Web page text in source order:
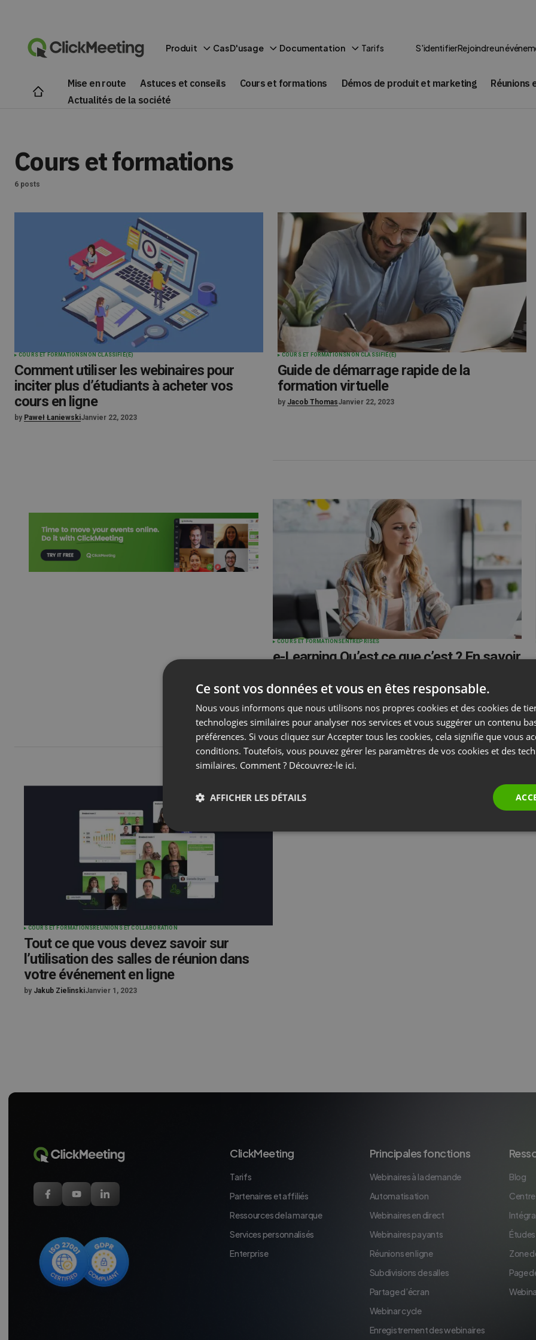
Produit Cas D'usage Documentation Tarifs S'identifierRejoindre un
Mise en route Astuces et conseils Cours et formations Démos de produit et marketing Réunions
Actualités de la société
Cours et formations
6 posts
COURS ET FORMATIONS NON CLASSIFIÉ(E)
Comment utiliser les webinaires pour
inciter plus d’étudiants à acheter vos
cours en ligne
by Paweł ŁaniewskiJanvier 22, 2023
COURS ET FORMATIONS NON CLASSIFIÉ(E)
Guide de démarrage rapide de la
formation virtuelle
by Jacob ThomasJanvier 22, 2023
COURS ET FORMATIONS ENTREPRISES
e-Learning Qu’est ce que c’est ? En savoir
en ligne
Paweł ŁaniewskiJanvier 13, 2023
COURS ET FORMATIONS RÉUNIONS ET COLLABORATION
Tout ce que vous devez savoir sur
l’utilisation des salles de réunion dans
votre événement en ligne
by Jakub ZielinskiJanvier 1, 2023
ClickMeeting
Tarifs
Partenaires et affiliés
Ressources de la marque
Services personnalisés
Enterprise
Principales fonctions
Webinaires à la demande
Automatisation
Webinaires en direct
Webinaires payants
Réunions en ligne
Subdivisions de salles
Partage d’écran
Webinar cycle
Enregistrement des webinaires
Blog
Zone
Page
Ce sont vos données et vous en êtes responsable.
Nous vous informons que nous utilisons nos propres cookies et des cookies de
technologies similaires pour analyser nos services et vous suggérer un contenu
préférences. Si vous cliquez sur Accepter tous les cookies, cela signifie que vous
conditions. Toutefois, vous pouvez gérer les paramètres de vos cookies et des
similaires. Comment ? Découvrez-le ici.
AFFICHER LES DÉTAILS